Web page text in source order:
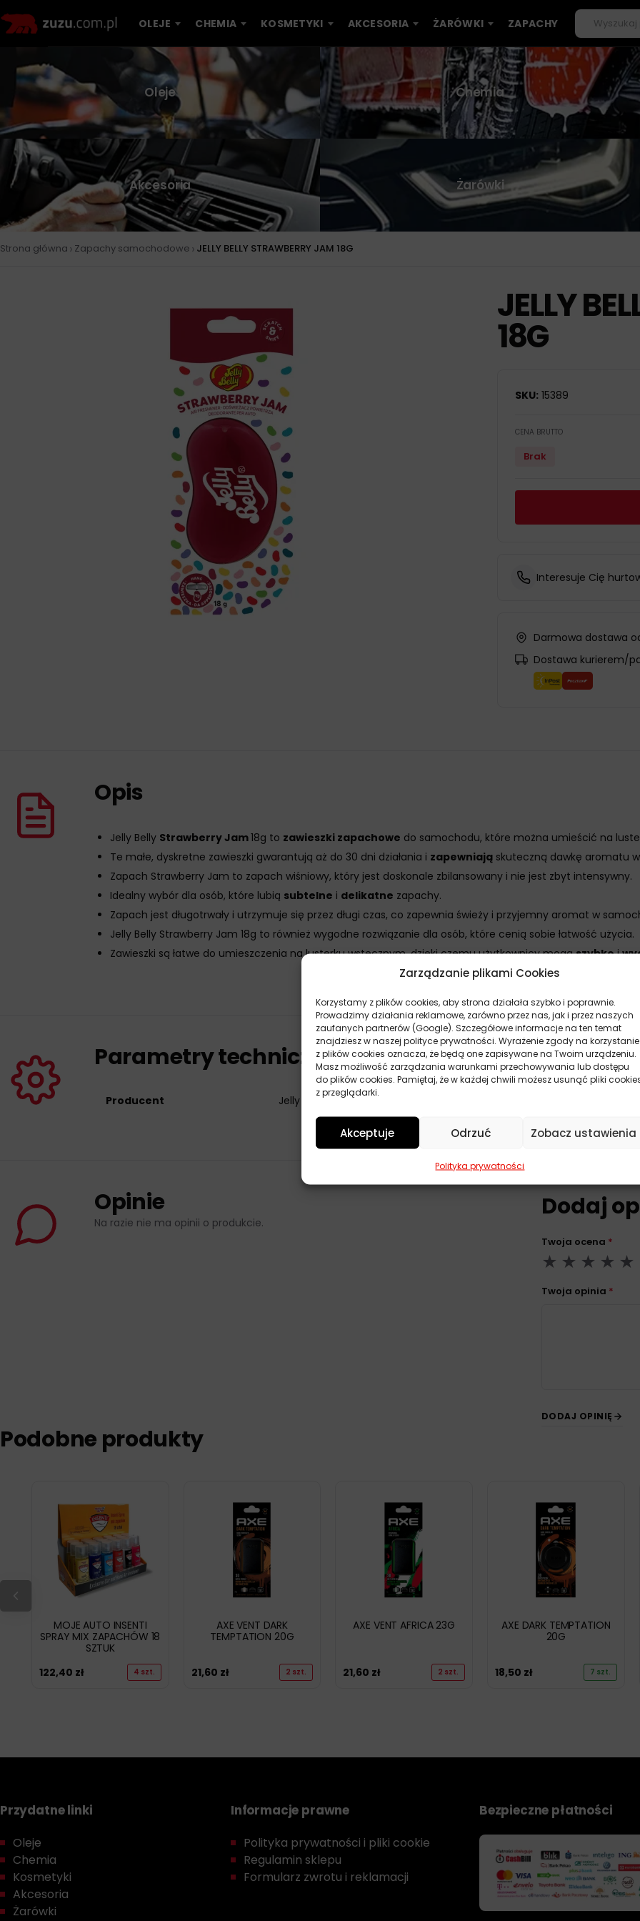
Zarządzanie plikami Cookies
Korzystamy z plików cookies, aby strona działała szybko i poprawnie.
Prowadzimy działania reklamowe, zarówno przez nas, jak i przez naszych
zaufanych partnerów (Google). Szczegółowe informacje na ten temat
znajdziesz w naszej polityce prywatności. Wyrażenie zgody na korzystanie
z plików cookies oznacza, że będą one zapisywane na Twoim urządzeniu.
Masz możliwość zarządzania warunkami przechowywania lub dostępu
do plików cookies. Pamiętaj, że w każdej chwili możesz usunąć pliki
z przeglądarki.
Akceptuje Odrzuć Zobacz ustawienia
Polityka prywatności
OLEJE CHEMIA KOSMETYKI AKCESORIA ŻARÓWKI ZAPACHY
Oleje Chemia
Akcesoria Żarówki
Strona główna › Zapachy samochodowe › JELLY BELLY STRAWBERRY JAM 18G
JELLY
18G
SKU: 15389
CENA BRUTTO
Brak
Interesuje Cię
Darmowa dostawa
Dostawa kurierem/
Opis
Jelly Belly Strawberry Jam18g to zawieszki zapachowe do samochodu, które można umieścić na
Te małe, dyskretne zawieszki gwarantują aż do 30 dni działania i zapewniają skuteczną dawkę aromatu
Zapach Strawberry Jam to zapach wiśniowy, który jest doskonale zbilansowany i nie jest zbyt intensywny.
Idealny wybór dla osób, które lubią subtelne i delikatne zapachy.
Zapach jest długotrwały i utrzymuje się przez długi czas, co zapewnia świeży i przyjemny aromat w
Jelly Belly Strawberry Jam 18g to również wygodne rozwiązanie dla osób, które cenią sobie łatwość użycia.
Zawieszki są łatwe do umieszczenia na lusterku wstecznym, dzięki czemu użytkownicy mogąszybkoi
Parametry techniczne
Producent Jelly Belly
Opinie
Na razie nie ma opinii o produkcie.
Dodaj
Twoja ocena *
Twoja opinia *
DODAJ OPINIĘ
Podobne produkty
MOJE AUTO INSENTI
SPRAY MIX ZAPACHÓW 18
SZTUK
122,40 zł 4 szt.
AXE VENT DARK
TEMPTATION 20G
21,60 zł 2 szt.
AXE VENT AFRICA 23G
21,60 zł 2 szt.
AXE DARK TEMPTATION
20G
18,50 zł 7 szt.
Przydatne linki
Oleje
Chemia
Kosmetyki
Akcesoria
Żarówki
Informacje prawne
Polityka prywatności i pliki cookie
Regulamin sklepu
Formularz zwrotu i reklamacji
Bezpieczne płatności